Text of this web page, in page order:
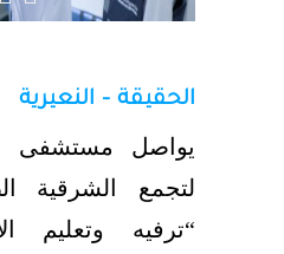
الحقيقة - النعيرية
يواصل مستشفى
لتجمع الشرقية
“ترفيه وتعليم